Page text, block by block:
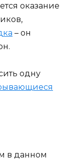
оказание
– он
одну
в данном